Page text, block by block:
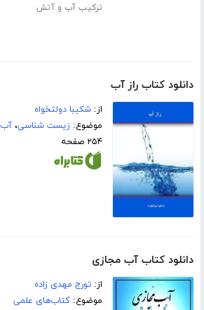
ترکیب آب و آتش
دانلود کتاب راز آب
از:شکیبا دولتخواه
موضوع:زیست شناسی،آب
۲۵۴ صفحه
دانلود کتاب آب مجازی
از:تورج مهدی زاده
موضوع:کتاب‌های علمی